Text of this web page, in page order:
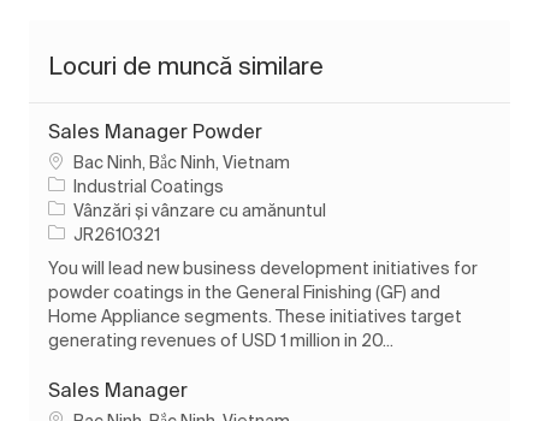
Locuri de muncă similare
Sales Manager Powder
LocBac Ninh, Bắc Ninh, Vietnam
Industrial Coatings
Categorie
Vânzări și vânzare cu amănuntul
Job IdJR2610321
You will lead new business development initiatives for
powder coatings in the General Finishing (GF) and
Home Appliance segments. These initiatives target
generating revenues of USD 1 million in 20...
Sales Manager